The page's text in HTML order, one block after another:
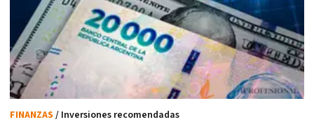
FINANZAS / Inversiones recomendadas